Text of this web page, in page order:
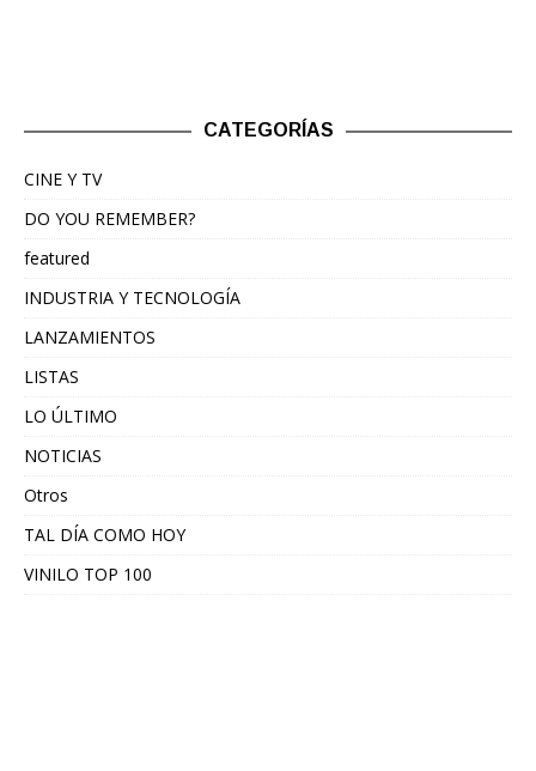
CATEGORÍAS
CINE Y TV
DO YOU REMEMBER?
featured
INDUSTRIA Y TECNOLOGÍA
LANZAMIENTOS
LISTAS
LO ÚLTIMO
NOTICIAS
Otros
TAL DÍA COMO HOY
VINILO TOP 100